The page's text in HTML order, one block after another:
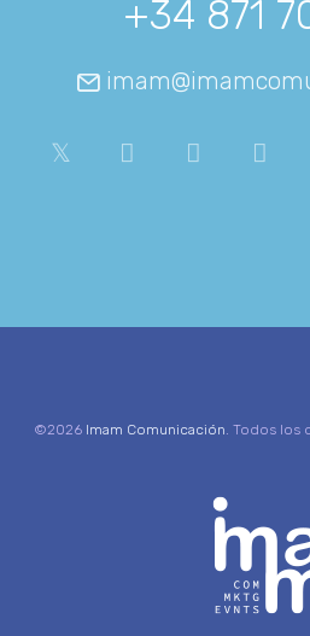
+34 871
©2026 Imam Comunicación . Todos los